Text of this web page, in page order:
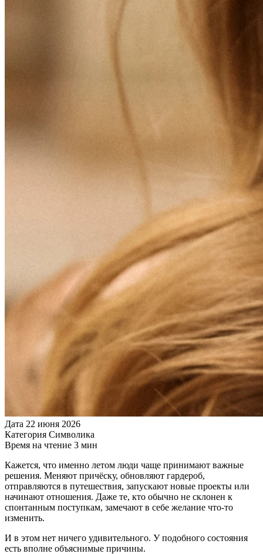
Дата 22 июня 2026
Категория Символика
Время на чтение 3 мин
Кажется, что именно летом люди чаще принимают важные
решения. Меняют причёску, обновляют гардероб,
отправляются в путешествия, запускают новые проекты или
начинают отношения. Даже те, кто обычно не склонен к
спонтанным поступкам, замечают в себе желание что-то
изменить.
И в этом нет ничего удивительного. У подобного состояния
есть вполне объяснимые причины.